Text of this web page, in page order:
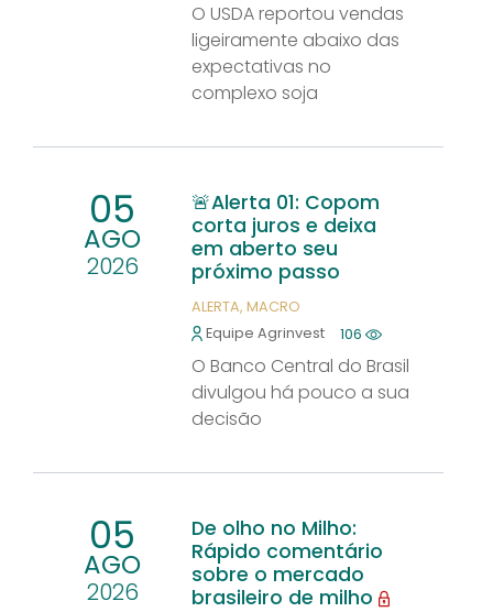
O USDA reportou vendas
ligeiramente abaixo das
expectativas no
complexo soja
05
AGO
2026
🚨Alerta 01: Copom
corta juros e deixa
em aberto seu
próximo passo
ALERTA MACRO
Equipe Agrinvest
106
O Banco Central do Brasil
divulgou há pouco a sua
decisão
05
AGO
2026
De olho no Milho:
Rápido comentário
sobre o mercado
brasileiro de milho